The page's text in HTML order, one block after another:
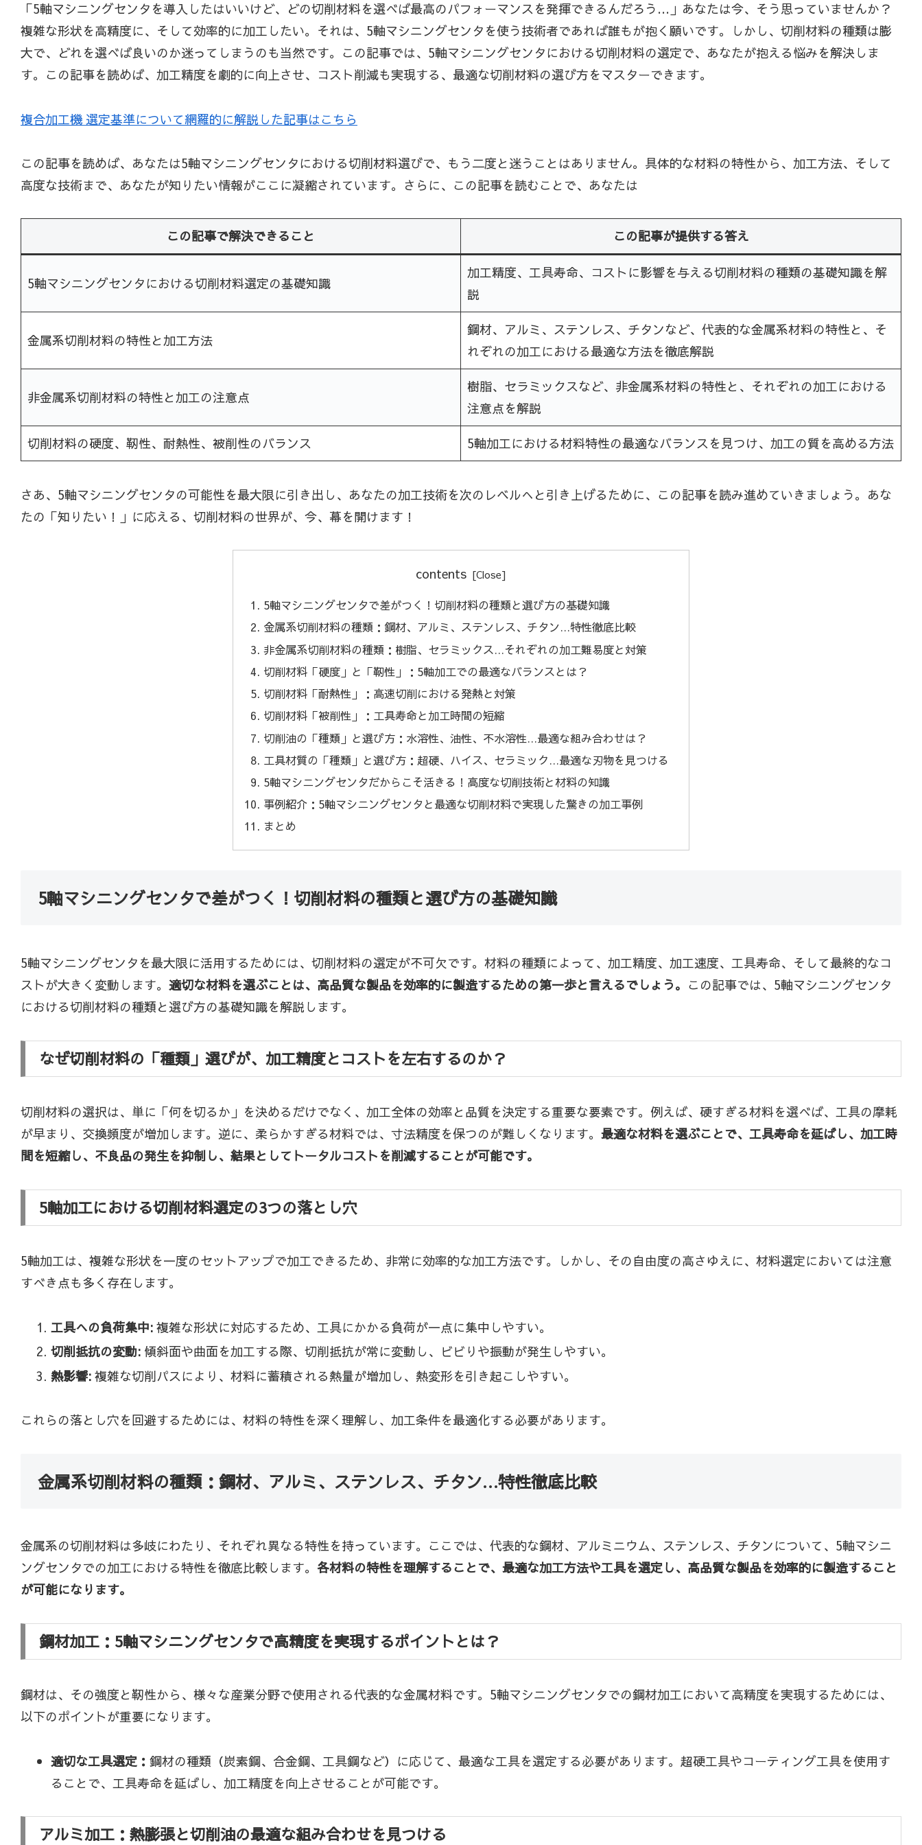
「5軸マシニングセンタを導入したはいいけど、どの切削材料を選べば最高のパフォーマンスを発揮できるんだろう…」あなたは今、そう思っていませんか？
複雑な形状を高精度に、そして効率的に加工したい。それは、5軸マシニングセンタを使う技術者であれば誰もが抱く願いです。しかし、切削材料の種類は膨
大で、どれを選べば良いのか迷ってしまうのも当然です。この記事では、5軸マシニングセンタにおける切削材料の選定で、あなたが抱える悩みを解決しま
す。この記事を読めば、加工精度を劇的に向上させ、コスト削減も実現する、最適な切削材料の選び方をマスターできます。
複合加工機 選定基準について網羅的に解説した記事はこちら
この記事を読めば、あなたは5軸マシニングセンタにおける切削材料選びで、もう二度と迷うことはありません。具体的な材料の特性から、加工方法、そして
高度な技術まで、あなたが知りたい情報がここに凝縮されています。さらに、この記事を読むことで、あなたは
この記事で解決できること この記事が提供する答え
5軸マシニングセンタにおける切削材料選定の基礎知識
加工精度、工具寿命、コストに影響を与える切削材料の種類の基礎知識を解
説
金属系切削材料の特性と加工方法
鋼材、アルミ、ステンレス、チタンなど、代表的な金属系材料の特性と、そ
れぞれの加工における最適な方法を徹底解説
非金属系切削材料の特性と加工の注意点
樹脂、セラミックスなど、非金属系材料の特性と、それぞれの加工における
注意点を解説
切削材料の硬度、靭性、耐熱性、被削性のバランス 5軸加工における材料特性の最適なバランスを見つけ、加工の質を高める方法
さあ、5軸マシニングセンタの可能性を最大限に引き出し、あなたの加工技術を次のレベルへと引き上げるために、この記事を読み進めていきましょう。あな
たの「知りたい！」に応える、切削材料の世界が、今、幕を開けます！
contents
5軸マシニングセンタで差がつく！切削材料の種類と選び方の基礎知識
金属系切削材料の種類：鋼材、アルミ、ステンレス、チタン…特性徹底比較
非金属系切削材料の種類：樹脂、セラミックス…それぞれの加工難易度と対策
切削材料「硬度」と「靭性」：5軸加工での最適なバランスとは？
切削材料「耐熱性」：高速切削における発熱と対策
切削材料「被削性」：工具寿命と加工時間の短縮
切削油の「種類」と選び方：水溶性、油性、不水溶性…最適な組み合わせは？
工具材質の「種類」と選び方：超硬、ハイス、セラミック…最適な刃物を見つける
5軸マシニングセンタだからこそ活きる！高度な切削技術と材料の知識
事例紹介：5軸マシニングセンタと最適な切削材料で実現した驚きの加工事例
まとめ
5軸マシニングセンタで差がつく！切削材料の種類と選び方の基礎知識
5軸マシニングセンタを最大限に活用するためには、切削材料の選定が不可欠です。材料の種類によって、加工精度、加工速度、工具寿命、そして最終的なコ
ストが大きく変動します。 適切な材料を選ぶことは、高品質な製品を効率的に製造するための第一歩と言えるでしょう。 この記事では、5軸マシニングセンタ
における切削材料の種類と選び方の基礎知識を解説します。
なぜ切削材料の「種類」選びが、加工精度とコストを左右するのか？
切削材料の選択は、単に「何を切るか」を決めるだけでなく、加工全体の効率と品質を決定する重要な要素です。例えば、硬すぎる材料を選べば、工具の摩耗
が早まり、交換頻度が増加します。逆に、柔らかすぎる材料では、寸法精度を保つのが難しくなります。 最適な材料を選ぶことで、工具寿命を延ばし、加工時
間を短縮し、不良品の発生を抑制し、結果としてトータルコストを削減することが可能です。
5軸加工における切削材料選定の3つの落とし穴
5軸加工は、複雑な形状を一度のセットアップで加工できるため、非常に効率的な加工方法です。しかし、その自由度の高さゆえに、材料選定においては注意
すべき点も多く存在します。
工具への負荷集中:複雑な形状に対応するため、工具にかかる負荷が一点に集中しやすい。
切削抵抗の変動:傾斜面や曲面を加工する際、切削抵抗が常に変動し、ビビりや振動が発生しやすい。
熱影響:複雑な切削パスにより、材料に蓄積される熱量が増加し、熱変形を引き起こしやすい。
これらの落とし穴を回避するためには、材料の特性を深く理解し、加工条件を最適化する必要があります。
金属系切削材料の種類：鋼材、アルミ、ステンレス、チタン…特性徹底比較
金属系の切削材料は多岐にわたり、それぞれ異なる特性を持っています。ここでは、代表的な鋼材、アルミニウム、ステンレス、チタンについて、5軸マシニ
ングセンタでの加工における特性を徹底比較します。 各材料の特性を理解することで、最適な加工方法や工具を選定し、高品質な製品を効率的に製造すること
が可能になります。
鋼材加工：5軸マシニングセンタで高精度を実現するポイントとは？
鋼材は、その強度と靭性から、様々な産業分野で使用される代表的な金属材料です。5軸マシニングセンタでの鋼材加工において高精度を実現するためには、
以下のポイントが重要になります。
適切な工具選定： 鋼材の種類（炭素鋼、合金鋼、工具鋼など）に応じて、最適な工具を選定する必要があります。超硬工具やコーティング工具を使用す
ることで、工具寿命を延ばし、加工精度を向上させることが可能です。
アルミ加工：熱膨張と切削油の最適な組み合わせを見つける